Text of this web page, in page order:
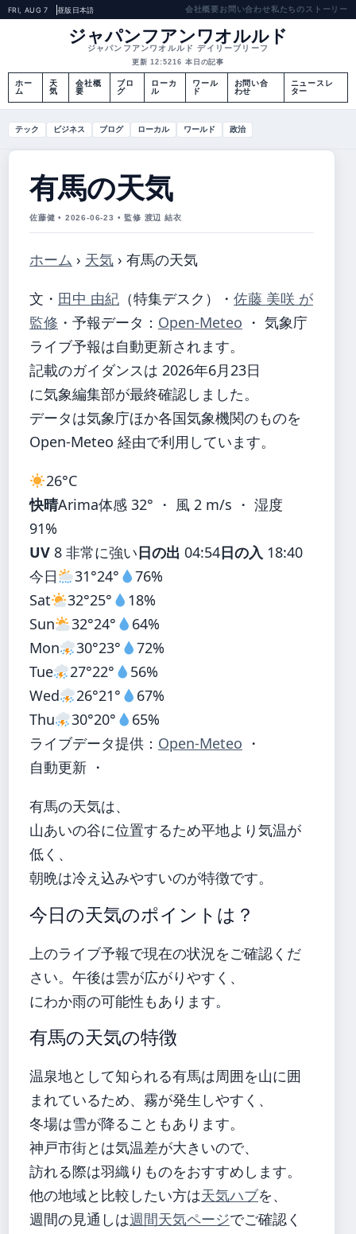
FRI, AUG 7 昼版 日本語 会社概要お問い合わせ私たちのストーリー
ジャパンフアンワオルルド
ジャパンフアンワオルルド デイリーブリーフ
更新 12:5216 本日の記事
ホー
ム
天
気
会社概
要
ブロ
グ
ローカ
ル
ワール
ド
お問い合
わせ
ニュースレ
ター
テック ビジネス ブログ ローカル ワールド 政治
有馬の天気
佐藤健 • 2026-06-23 • 監修 渡辺 結衣
ホーム › 天気 › 有馬の天気
文・ 田中 由紀 （特集デスク） ・ 佐藤 美咲 が
監修 ・ 予報データ： Open-Meteo ・ 気象庁
ライブ予報は自動更新されます。
記載のガイダンスは 2026年6月23日
に気象編集部が最終確認しました。
データは気象庁ほか各国気象機関のものを
Open-Meteo 経由で利用しています。
26°C
快晴Arima体感 32° ・ 風 2 m/s ・ 湿度
91%
UV 8 非常に強い日の出 04:54日の入 18:40
今日
31°24°
76%
Sat
32°25°
18%
Sun
32°24°
64%
Mon
30°23°
72%
Tue
27°22°
56%
Wed
26°21°
67%
Thu
30°20°
65%
ライブデータ提供： Open-Meteo ・
自動更新 ・
有馬の天気は、
山あいの谷に位置するため平地より気温が
低く、
朝晩は冷え込みやすいのが特徴です。
今日の天気のポイントは？
上のライブ予報で現在の状況をご確認くだ
さい。午後は雲が広がりやすく、
にわか雨の可能性もあります。
有馬の天気の特徴
温泉地として知られる有馬は周囲を山に囲
まれているため、霧が発生しやすく、
冬場は雪が降ることもあります。
神戸市街とは気温差が大きいので、
訪れる際は羽織りものをおすすめします。
他の地域と比較したい方は天気ハブを、
週間の見通しは週間天気ページでご確認く